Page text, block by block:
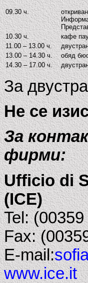
09.30 ч.
10.30 ч.
кафе
11.00 – 13.00 ч.
13.00 – 14.30 ч.
обяд
14.30 – 17.00 ч.
За
Не се
За
фирми:
Ufficio di
(ICE)
Tel:
Fax:
E-mail:
www.ice.it